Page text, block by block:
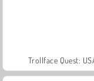
Trollface Quest: